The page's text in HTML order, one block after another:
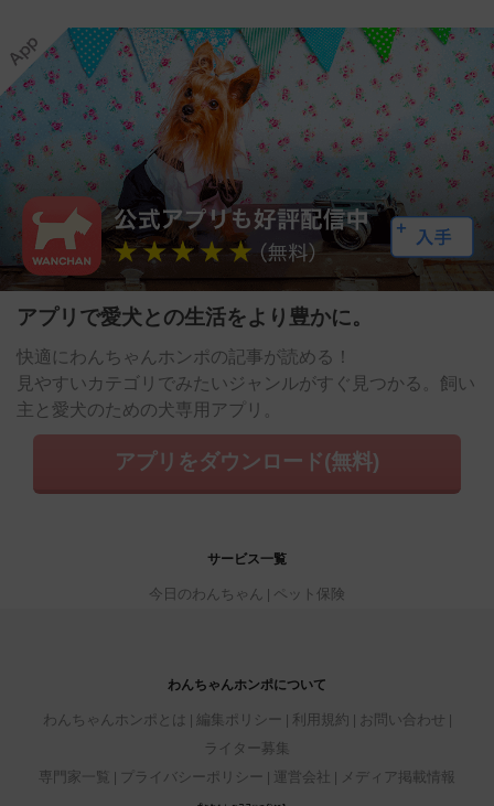
アプリで愛犬との生活をより豊かに。
快適にわんちゃんホンポの記事が読める！
見やすいカテゴリでみたいジャンルがすぐ見つかる。飼い
主と愛犬のための犬専用アプリ。
アプリをダウンロード(無料)
サービス一覧
今日のわんちゃん ペット保険
わんちゃんホンポについて
わんちゃんホンポとは 編集ポリシー 利用規約
お問い合わせ
ライター募集
専門家一覧
プライバシーポリシー 運営会社 メディア掲載情報